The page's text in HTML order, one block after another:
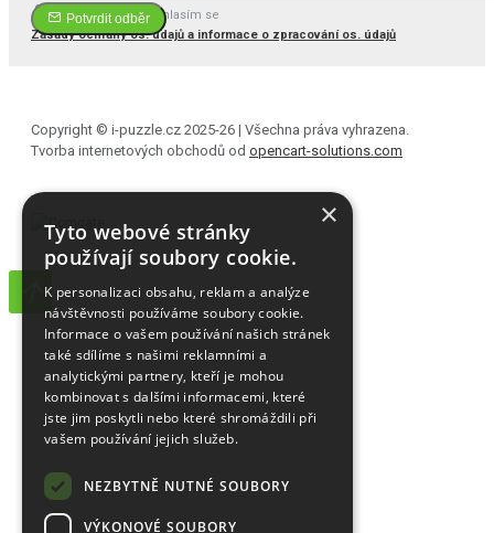
Potvrdit odběr
Četl(a) jsem a souhlasím se
Zásady ochrany os. údajů a informace o zpracování os. údajů
Copyright © i-puzzle.cz 2025-26 | Všechna práva vyhrazena.
Tvorba internetových obchodů od opencart-solutions.com
×
Tyto webové stránky
používají soubory cookie.
K personalizaci obsahu, reklam a analýze
návštěvnosti používáme soubory cookie.
Informace o vašem používání našich stránek
také sdílíme s našimi reklamními a
analytickými partnery, kteří je mohou
kombinovat s dalšími informacemi, které
jste jim poskytli nebo které shromáždili při
vašem používání jejich služeb.
NEZBYTNĚ NUTNÉ SOUBORY
VÝKONOVÉ SOUBORY